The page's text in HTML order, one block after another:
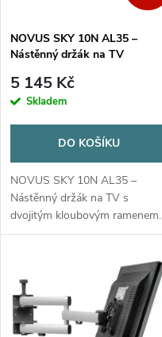
p
r
o
d
u
t
s
p
r
d
u
k
t
NOVUS SKY 10N AL35 –
Nástěnný držák na TV
5 145 Kč
Skladem
DO KOŠÍKU
NOVUS SKY 10N AL35 –
Nástěnný držák na TV s
dvojitým kloubovým ramenem.
Nosnost 7,5 kg, délka ramene
Pro karavan a obytné vozy.